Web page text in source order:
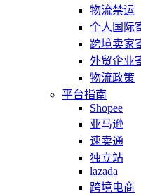
物流禁运
个人国际
跨境卖家
外贸企业
物流政策
平台指南
Shopee
亚马逊
速卖通
独立站
lazada
跨境电商